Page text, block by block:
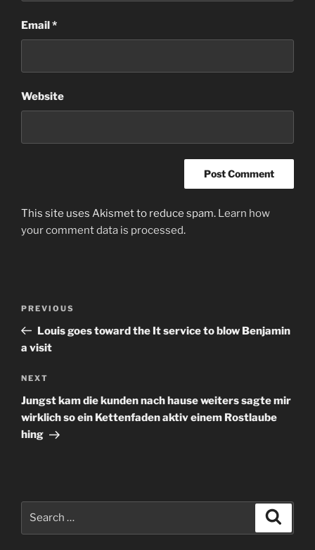
Email*
Website
This site uses Akismet to reduce spam. Learn how
your comment data is processed.
Previous
Post
PREVIOUS
Louis goes toward the It service to blow Benjamin
a visit
Next
Post
NEXT
Jungst kam die kunden nach hause weiters sagte mir
wirklich so ein Kettenfaden aktiv einem Rostlaube
hing